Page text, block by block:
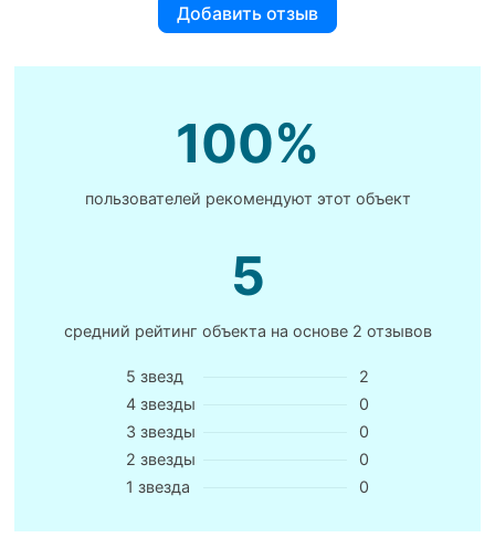
Добавить отзыв
100%
пользователей рекомендуют этот объект
5
средний рейтинг объекта на основе 2 отзывов
5 звезд
2
4 звезды
0
3 звезды
0
2 звезды
0
1 звезда
0